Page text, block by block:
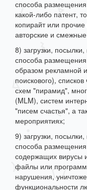
способа размещения
какой-либо патент,
копирайт или
авторские и
8) загрузки,
способа
образом рекламной
поискового),
схем "пирамид",
(MLM), систем
"писем счастья", а
мероприятиях;
9) загрузки,
способа
содержащих вирусы
файлы или
нарушения,
функциональности